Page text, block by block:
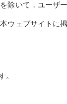
除いて，ユーザ
ウェブサイトに
。